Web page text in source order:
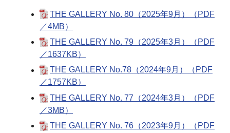
THE GALLERY No. 80（2025年9月）（PDF
／4MB）
THE GALLERY No. 79（2025年3月）（PDF
／1637KB）
THE GALLERY No.78（2024年9月）（PDF
／1757KB）
THE GALLERY No. 77（2024年3月）（PDF
／3MB）
THE GALLERY No. 76（2023年9月）（PDF